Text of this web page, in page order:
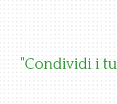
"Condividi i